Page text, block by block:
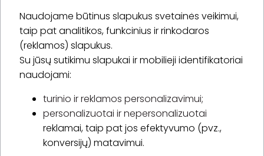
Naudojame būtinus slapukus svetainės veikimui,
taip pat analitikos, funkcinius ir rinkodaros
(reklamos) slapukus.
Su jūsų sutikimu slapukai ir mobilieji identifikatoriai
naudojami:
turinio ir reklamos personalizavimui;
personalizuotai ir nepersonalizuotai
reklamai, taip pat jos efektyvumo (pvz.,
konversijų) matavimui.
* Susipažinau su privatumo politika
Prenumeruoti
Apie „BookitNow“
Informacija